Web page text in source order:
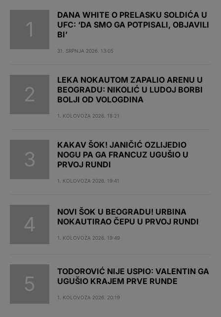
DANA WHITE O PRELASKU SOLDIĆA U
UFC: ‘DA SMO GA POTPISALI, OBJAVILI
BI’
31. SRPNJA 2026. 13:05
LEKA NOKAUTOM ZAPALIO ARENU U
BEOGRADU: NIKOLIĆ U LUDOJ BORBI
BOLJI OD VOLOGDINA
1. KOLOVOZA 2026. 18:21
KAKAV ŠOK! JANIČIĆ OZLIJEDIO
NOGU PA GA FRANCUZ UGUŠIO U
PRVOJ RUNDI
1. KOLOVOZA 2026. 19:41
NOVI ŠOK U BEOGRADU! URBINA
NOKAUTIRAO ČEPU U PRVOJ RUNDI
1. KOLOVOZA 2026. 19:49
TODOROVIĆ NIJE USPIO: VALENTIN GA
UGUŠIO KRAJEM PRVE RUNDE
1. KOLOVOZA 2026. 20:19